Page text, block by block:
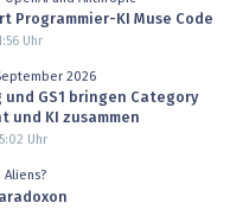
Programmier-KI Muse Code
Uhr
2026
und GS1 bringen Category
und KI zusammen
Uhr